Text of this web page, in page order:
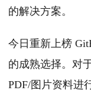
的解决方案。
今日重新上榜
的成熟选择。对
PDF/图片资料进